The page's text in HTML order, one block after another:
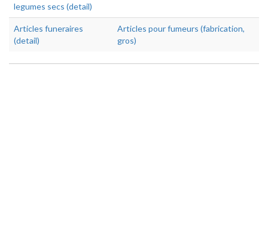
legumes secs (detail)
Articles funeraires
(detail)
Articles pour fumeurs (fabrication,
gros)